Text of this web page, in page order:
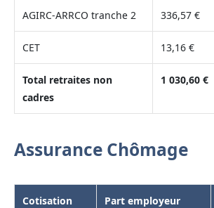
AGIRC-ARRCO tranche 2 336,57 €
CET 13,16 €
Total retraites non
cadres
1 030,60 €
Assurance Chômage
Cotisation Part employeur